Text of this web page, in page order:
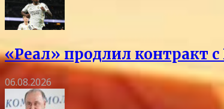
«Реал» продлил контракт
06.08.2026